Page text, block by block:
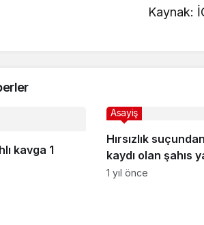
Kaynak:
kavga 1
Hırsızlık
kaydı olan şahıs
Asayiş
1 yıl önce